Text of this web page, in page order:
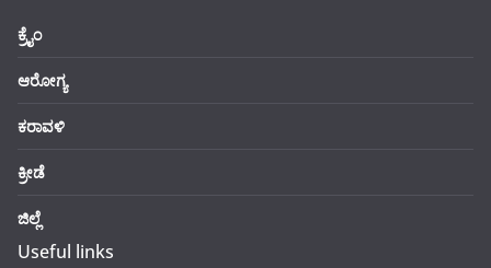
ಕ್ರೈಂ
ಆರೋಗ್ಯ
ಕರಾವಳಿ
ಕ್ರೀಡೆ
ಜಿಲ್ಲೆ
Useful links